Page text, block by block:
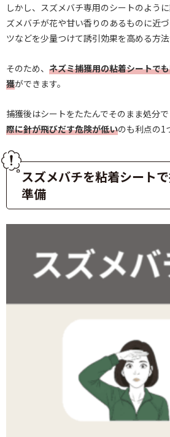
しかし、スズメバチ専用のシートのよう
ズメバチが花や甘い香りのあるものに近
ツなどを少量つけて誘引効果を高める方法
そのため、 ネズミ捕獲用の粘着シートで
獲ができます。
捕獲後はシートをたたんでそのまま処分で
際に針が飛びだす危険が低いのも利点の1
スズメバチを粘着シート
準備